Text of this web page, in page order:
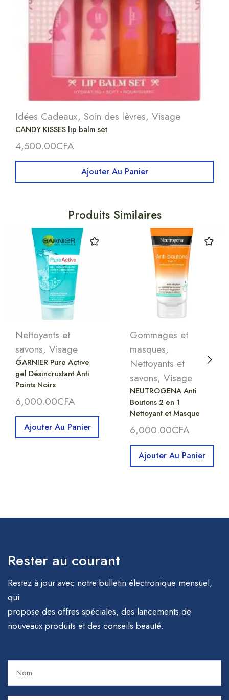
Idées Cadeaux, Soin des lèvres, Visage
CANDY KISSES lip balm set
4,500.00CFA
Ajouter Au Panier
Produits Similaires
Nettoyants et
savons, Visage
GARNIER Pure Active
gel Désincrustant Anti
Points Noirs
6,000.00CFA
Ajouter Au Panier
Gommages et
masques,
Nettoyants et
savons, Visage
NEUTROGENA Anti
Boutons 2 en 1
Nettoyant et Masque
6,000.00CFA
Ajouter Au Panier
Rester au courant
Restez à jour avec notre bulletin électronique mensuel,
qui
propose des offres spéciales, des lancements de
nouveaux produits et des conseils beauté.